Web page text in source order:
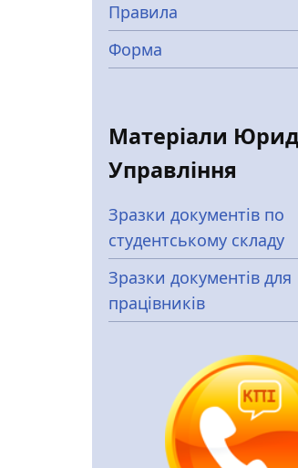
Правила
Форма
Матеріали
Управління
Зразки документів по
студентському складу
Зразки документів для
працівників